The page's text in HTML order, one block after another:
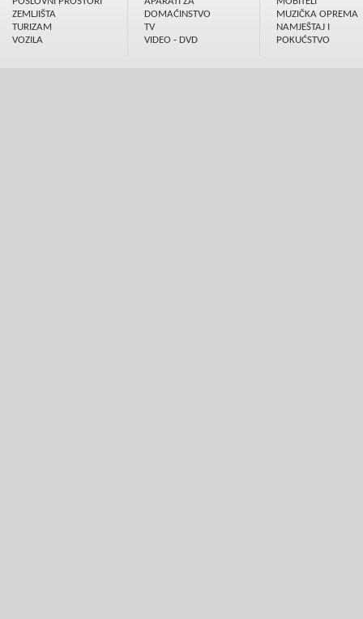
ZEMLJIŠTA
TURIZAM
VOZILA
DOMAĆINSTVO
TV
VIDEO - DVD
MUZIČKA OPREMA
NAMJEŠTAJ I
POKUĆSTVO